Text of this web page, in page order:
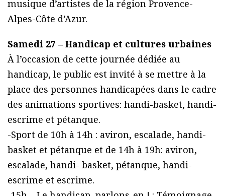
musique d’artistes de la région Provence-
Alpes-Côte d’Azur.
Samedi 27 – Handicap et cultures urbaines
À l’occasion de cette journée dédiée au
handicap, le public est invité à se mettre à la
place des personnes handicapées dans le cadre
des animations sportives: handi-basket, handi-
escrime et pétanque.
-Sport de 10h à 14h : aviron, escalade, handi-
basket et pétanque et de 14h à 19h: aviron,
escalade, handi- basket, pétanque, handi-
escrime et escrime.